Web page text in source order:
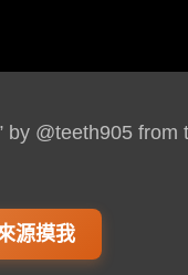
by @teeth905 from
源摸我